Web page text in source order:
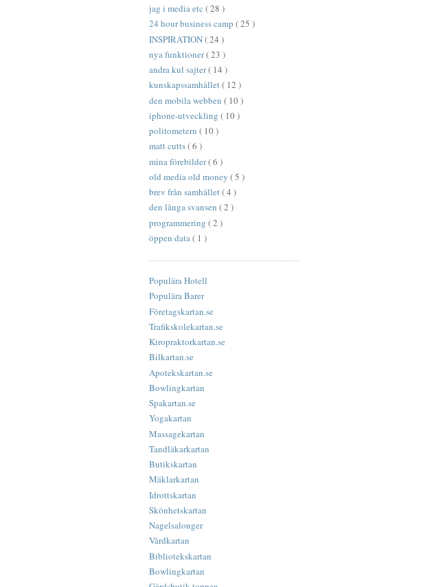
jag i media etc ( 28 )
24 hour business camp ( 25 )
INSPIRATION( 24 )
nya funktioner( 23 )
andra kul sajter( 14 )
kunskapssamhället( 12 )
den mobila webben ( 10 )
iphone-utveckling ( 10 )
politometern ( 10 )
matt cutts( 6 )
mina förebilder( 6 )
old media old money ( 5 )
brev från samhället( 4 )
den långa svansen ( 2 )
programmering ( 2 )
öppen data( 1 )
Populära Hotell
Populära Barer
Företagskartan.se
Trafikskolekartan.se
Kiropraktorkartan.se
Bilkartan.se
Apotekskartan.se
Bowlingkartan
Spakartan.se
Yogakartan
Massagekartan
Tandläkarkartan
Butikskartan
Mäklarkartan
Idrottskartan
Skönhetskartan
Nagelsalonger
Vårdkartan
Bibliotekskartan
Bowlingkartan